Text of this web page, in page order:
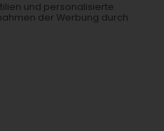
und personalisierte
der Werbung durch